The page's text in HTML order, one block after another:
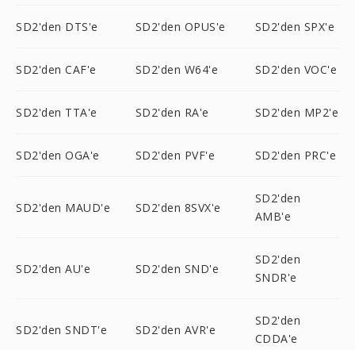
SD2'den DTS'e SD2'den OPUS'e SD2'den SPX'e
SD2'den CAF'e SD2'den W64'e SD2'den VOC'e
SD2'den TTA'e SD2'den RA'e SD2'den MP2'e
SD2'den OGA'e SD2'den PVF'e SD2'den PRC'e
SD2'den MAUD'e SD2'den 8SVX'e
SD2'den
AMB'e
SD2'den AU'e SD2'den SND'e
SD2'den
SNDR'e
SD2'den SNDT'e SD2'den AVR'e
SD2'den
CDDA'e